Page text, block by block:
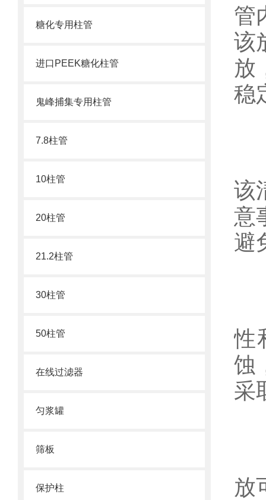
糖化专用柱管
进口PEEK糖化柱管
鬼峰捕集专用柱管
7.8柱管
10柱管
20柱管
21.2柱管
30柱管
50柱管
在线过滤器
匀浆罐
筛板
保护柱
管
该
放
稳
该
意
避
性
蚀
采
放